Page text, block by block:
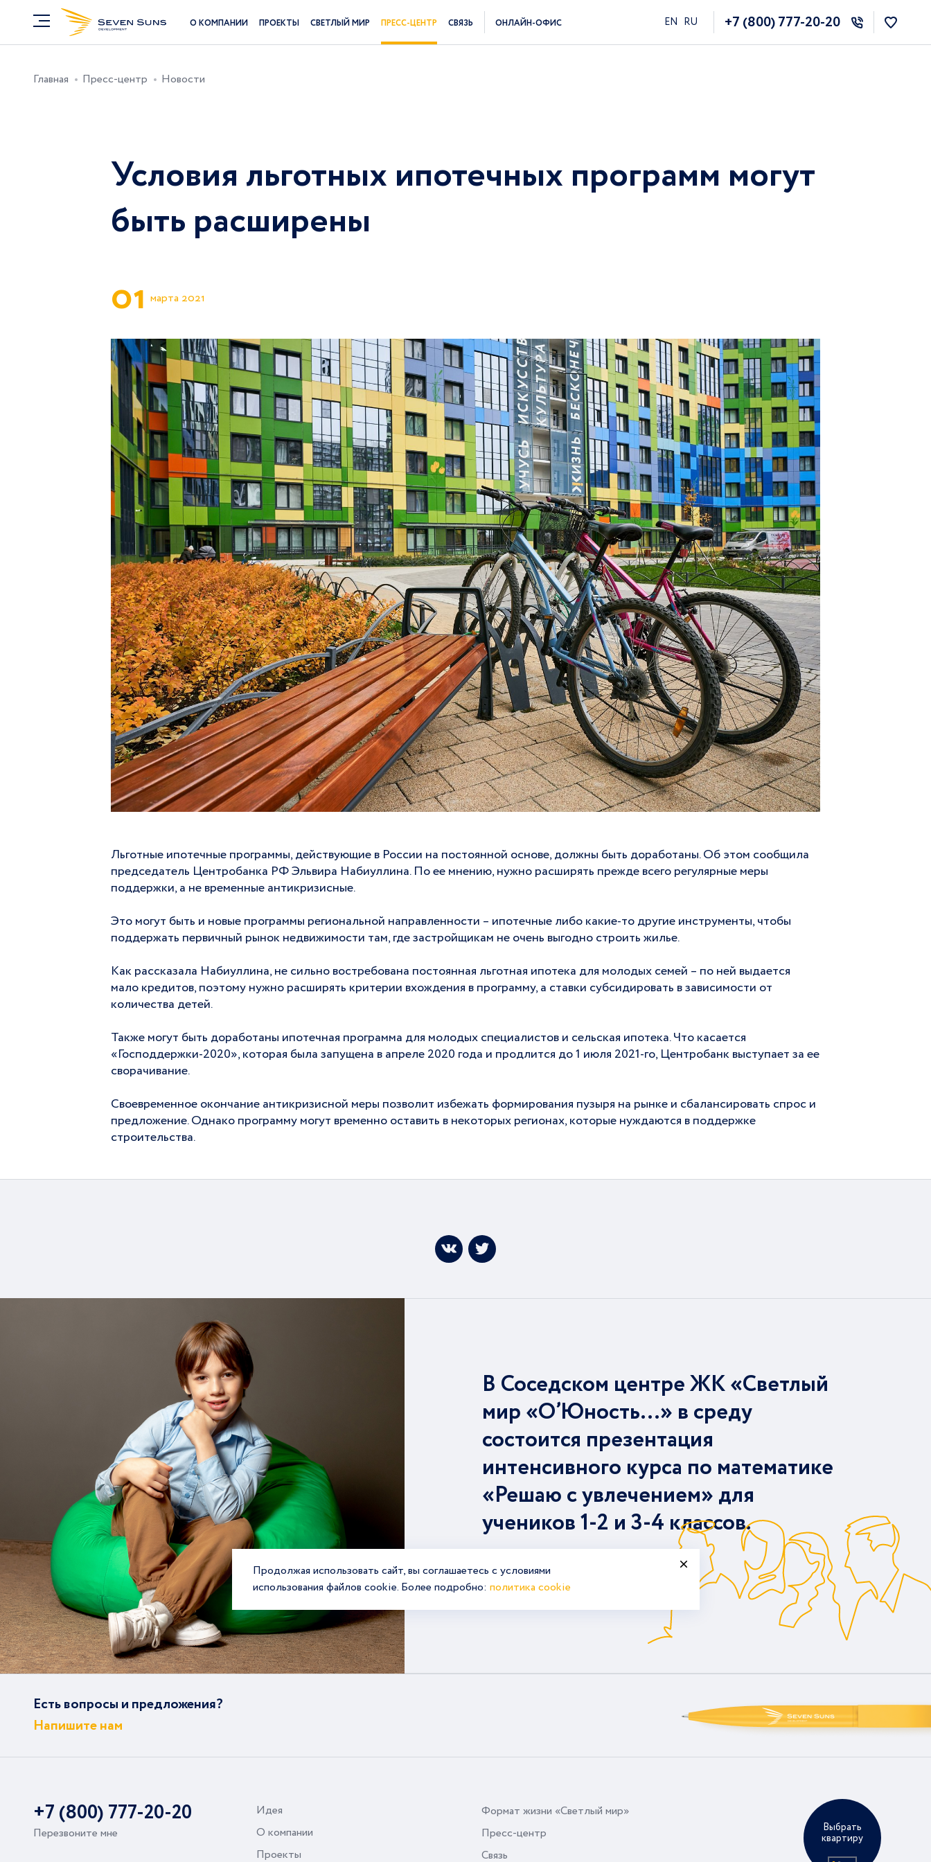
Продолжая использовать сайт, вы соглашаетесь с условиями
использования файлов cookie. Более подробно: политика cookie
О КОМПАНИИ ПРОЕКТЫ СВЕТЛЫЙ МИР ПРЕСС-ЦЕНТР СВЯЗЬ ОНЛАЙН-ОФИС EN RU +7 (800) 777-20-20
Выбрать
квартиру
Главная Пресс-центр Новости
Условия льготных ипотечных программ могут
быть расширены
01 марта 2021
Льготные ипотечные программы, действующие в России на постоянной основе, должны быть доработаны. Об этом сообщила
председатель Центробанка РФ Эльвира Набиуллина. По ее мнению, нужно расширять прежде всего регулярные меры
поддержки, а не временные антикризисные.
Это могут быть и новые программы региональной направленности – ипотечные либо какие-то другие инструменты, чтобы
поддержать первичный рынок недвижимости там, где застройщикам не очень выгодно строить жилье.
Как рассказала Набиуллина, не сильно востребована постоянная льготная ипотека для молодых семей – по ней выдается
мало кредитов, поэтому нужно расширять критерии вхождения в программу, а ставки субсидировать в зависимости от
количества детей.
Также могут быть доработаны ипотечная программа для молодых специалистов и сельская ипотека. Что касается
«Господдержки-2020», которая была запущена в апреле 2020 года и продлится до 1 июля 2021-го, Центробанк выступает за ее
сворачивание.
Своевременное окончание антикризисной меры позволит избежать формирования пузыря на рынке и сбалансировать спрос и
предложение. Однако программу могут временно оставить в некоторых регионах, которые нуждаются в поддержке
строительства.
В Соседском центре ЖК «Светлый
мир «О’Юность…» в среду
состоится презентация
интенсивного курса по математике
«Решаю с увлечением» для
учеников 1-2 и 3-4 классов.
Подробнее
Есть вопросы и предложения?
Напишите нам
+7 (800) 777-20-20
Перезвоните мне
Идея
О компании
Проекты
Формат жизни «Светлый мир»
Пресс-центр
Связь